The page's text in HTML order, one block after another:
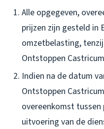
Alle opgegeven,
prijzen zijn gesteld in
omzetbelasting,
Ontstoppen
Indien na de datum
Ontstoppen
overeenkomst
uitvoering van de